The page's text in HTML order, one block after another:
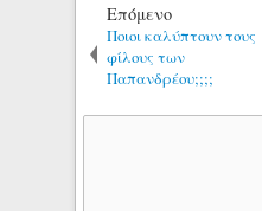
Επόμενο
Ποιοι καλύπτουν τους
φίλους των
Παπανδρέου;;;;